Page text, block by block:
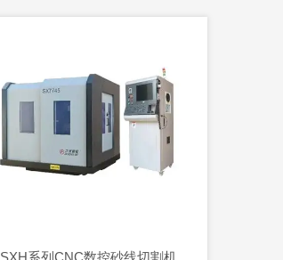
SXH系列CNC数控砂线切割机